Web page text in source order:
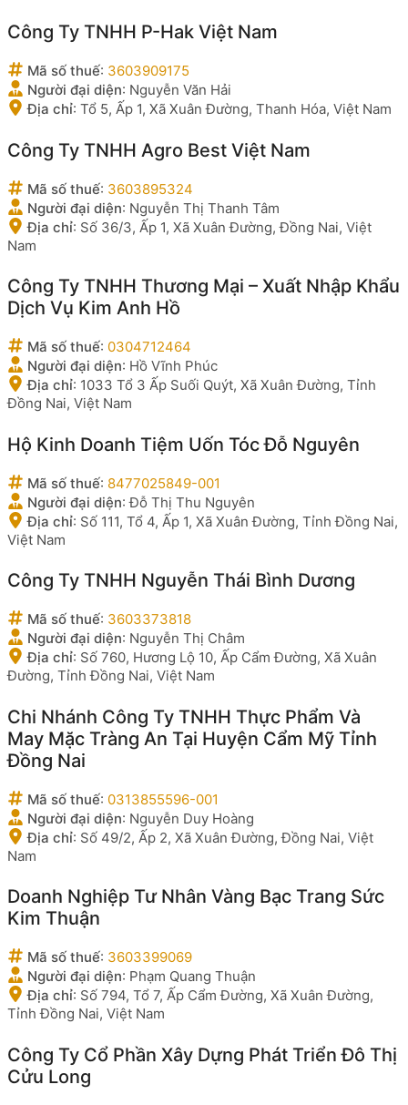
Công Ty TNHH P-Hak Việt Nam
Mã số thuế: 3603909175
Người đại diện: Nguyễn Văn Hải
Địa chỉ: Tổ 5, Ấp 1, Xã Xuân Đường, Thanh Hóa, Việt Nam
Công Ty TNHH Agro Best Việt Nam
Mã số thuế: 3603895324
Người đại diện: Nguyễn Thị Thanh Tâm
Địa chỉ: Số 36/3, Ấp 1, Xã Xuân Đường, Đồng Nai, Việt
Nam
Công Ty TNHH Thương Mại – Xuất Nhập Khẩu
Dịch Vụ Kim Anh Hồ
Mã số thuế: 0304712464
Người đại diện: Hồ Vĩnh Phúc
Địa chỉ: 1033 Tổ 3 Ấp Suối Quýt, Xã Xuân Đường, Tỉnh
Đồng Nai, Việt Nam
Hộ Kinh Doanh Tiệm Uốn Tóc Đỗ Nguyên
Mã số thuế: 8477025849-001
Người đại diện:Đỗ Thị Thu Nguyên
Địa chỉ: Số 111, Tổ 4, Ấp 1, Xã Xuân Đường, Tỉnh Đồng Nai,
Việt Nam
Công Ty TNHH Nguyễn Thái Bình Dương
Mã số thuế: 3603373818
Người đại diện: Nguyễn Thị Châm
Địa chỉ: Số 760, Hương Lộ 10, Ấp Cẩm Đường, Xã Xuân
Đường, Tỉnh Đồng Nai, Việt Nam
Chi Nhánh Công Ty TNHH Thực Phẩm Và
May Mặc Tràng An Tại Huyện Cẩm Mỹ Tỉnh
Đồng Nai
Mã số thuế: 0313855596-001
Người đại diện: Nguyễn Duy Hoàng
Địa chỉ: Số 49/2, Ấp 2, Xã Xuân Đường, Đồng Nai, Việt
Nam
Doanh Nghiệp Tư Nhân Vàng Bạc Trang Sức
Kim Thuận
Mã số thuế: 3603399069
Người đại diện: Phạm Quang Thuận
Địa chỉ: Số 794, Tổ 7, Ấp Cẩm Đường, Xã Xuân Đường,
Tỉnh Đồng Nai, Việt Nam
Công Ty Cổ Phần Xây Dựng Phát Triển Đô Thị
Cửu Long